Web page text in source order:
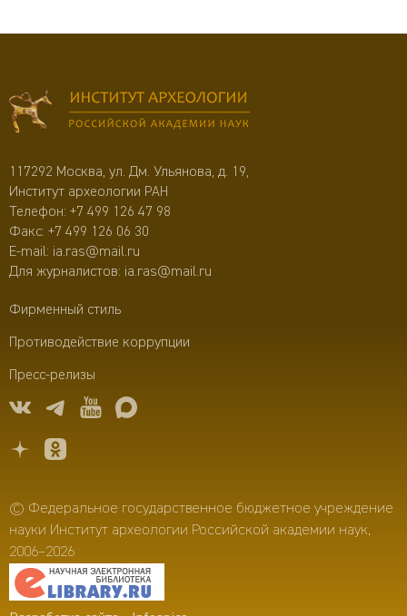
117292 Москва, ул. Дм. Ульянова, д. 19,
Институт археологии РАН
Телефон: +7 499 126 47 98
Факс: +7 499 126 06 30
E-mail: ia.ras@mail.ru
Для журналистов: ia.ras@mail.ru
Фирменный стиль
Противодействие коррупции
Пресс-релизы
© Федеральное государственное бюджетное учреждение
науки Институт археологии Российской академии наук,
2006–2026